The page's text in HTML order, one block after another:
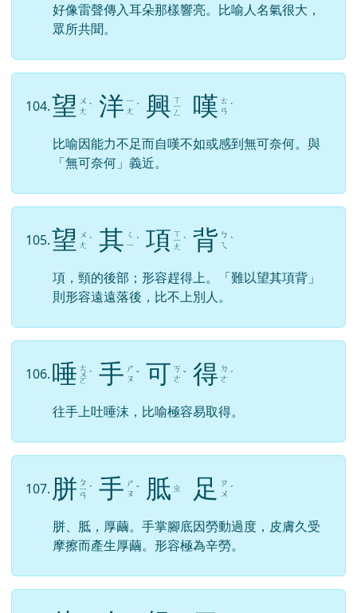
好像雷聲傳入耳朵那樣響亮。比喻人名氣很大，
眾所共聞。
104.望
ㄨ
ㄤ ˋ 洋 ㄧ
ㄤ ˊ 興 ㄒ
ㄧ
ㄥ 嘆 ㄊ
ㄢ ˋ
比喻因能力不足而自嘆不如或感到無可奈何。與
「無可奈何」義近。
105.望
ㄨ
ㄤ ˋ 其 ㄑ
ㄧ ˊ 項 ㄒ
ㄧ
ㄤ
ˋ 背 ㄅ
ㄟ ˋ
項，頸的後部；形容趕得上。「難以望其項背」
則形容遠遠落後，比不上別人。
106.唾 ㄊ
ㄨ
ㄛ
ˋ 手 ㄕ
ㄡ ˇ 可 ㄎ
ㄜ ˇ 得 ㄉ
ㄜ ˊ
往手上吐唾沫，比喻極容易取得。
107. 胼 ㄆ
ㄧ
ㄢ
ˊ 手 ㄕ
ㄡ ˇ 胝 ㄓ 足
ㄗ
ㄨ ˊ
胼、胝，厚繭。手掌腳底因勞動過度，皮膚久受
摩擦而產生厚繭。形容極為辛勞。